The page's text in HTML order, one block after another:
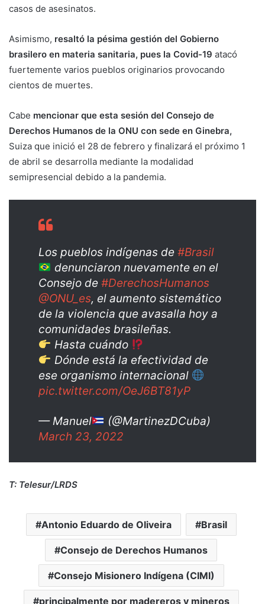
casos de asesinatos.
Asimismo, resaltó la pésima gestión del Gobierno
brasilero en materia sanitaria, pues la Covid-19 atacó
fuertemente varios pueblos originarios provocando
cientos de muertes.
Cabe mencionar que esta sesión del Consejo de
Derechos Humanos de la ONU con sede en Ginebra,
Suiza que inició el 28 de febrero y finalizará el próximo 1
de abril se desarrolla mediante la modalidad
semipresencial debido a la pandemia.
Los pueblos indígenas de #Brasil
denunciaron nuevamente en el
Consejo de #DerechosHumanos
@ONU_es, el aumento sistemático
de la violencia que avasalla hoy a
comunidades brasileñas.
Hasta cuándo
Dónde está la efectividad de
ese organismo internacional
pic.twitter.com/OeJ6BT81yP
— Manuel
(@MartinezDCuba)
March 23, 2022
T: Telesur/LRDS
Antonio Eduardo de Oliveira Brasil
Consejo de Derechos Humanos
Consejo Misionero Indígena (CIMI)
principalmente por madereros y mineros